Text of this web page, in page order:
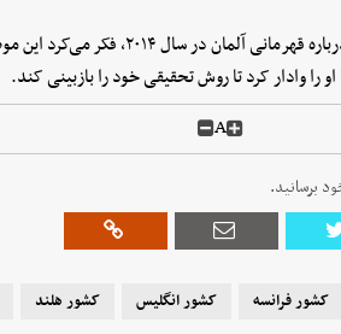
کلمنت پس از تحقق اولین پیش‌بینی خود
A
برسانید.
کشور فرانسه کشور انگلیس کشور هلند